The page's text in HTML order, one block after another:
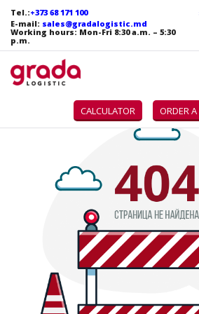
Tel.:+373 68 171 100
E-mail: sales@gradalogistic.md
Working hours: Mon-Fri 8:30 a.m. – 5:30
p.m.
CALCULATOR ORDER A